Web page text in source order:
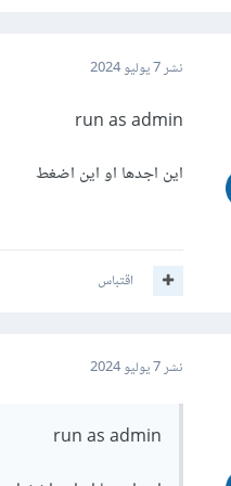
نشر7 يوليو 2024
run as admin
اين اجدها او اين اضغط
اقتباس
نشر7 يوليو 2024
run as admin